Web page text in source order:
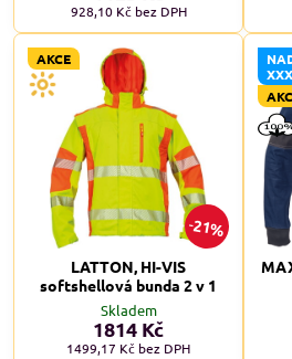
928,10 Kč bez DPH
21%
AKCE
LATTON, HI-VIS
softshellová bunda 2 v 1
Skladem
1814 Kč
1499,17 Kč bez DPH